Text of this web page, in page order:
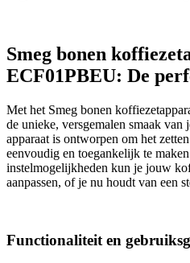
Smeg bonen
ECF01PBEU: De
Met het Smeg bonen
de unieke, versgemalen smaak
apparaat is ontworpen om het
eenvoudig en toegankelijk te
instelmogelijkheden kun je jouw
aanpassen, of je nu houdt van een
Functionaliteit en